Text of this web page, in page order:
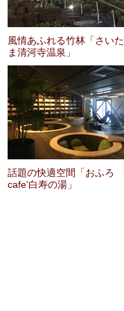
風情あふれる竹林「さいた
ま清河寺温泉」
話題の快適空間「おふろ
cafe'白寿の湯」